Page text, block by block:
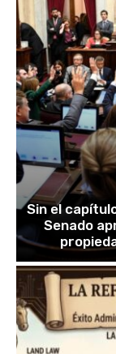
Sin el
Senado